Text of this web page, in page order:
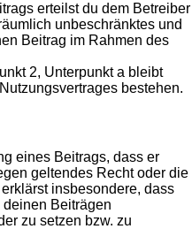
erteilst du dem Betreiber
unbeschränktes und
Beitrag im Rahmen des
2, Unterpunkt a bleibt
bestehen.
eines Beitrags, dass er
geltendes Recht oder die
insbesondere, dass
Beiträgen
zu setzen bzw. zu